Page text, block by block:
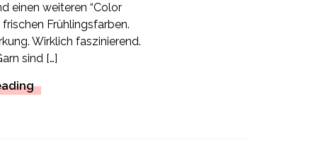
einen weiteren “Color
Frühlingsfarben.
Wirklich faszinierend.
sind […]